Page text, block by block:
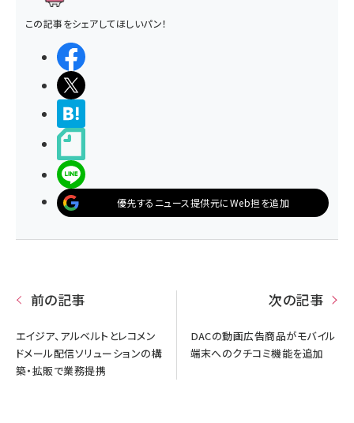
この記事をシェアしてほしいパン！
優先するニュース提供元にWeb担を追加
前の記事
エイジア、アルベルトとレコメン
ドメール配信ソリューションの構
築・拡販で業務提携
次の記事
DACの動画広告商品がモバイル
端末へのクチコミ機能を追加